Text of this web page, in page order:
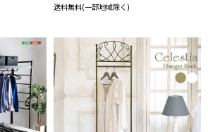
送料無料(一部地域除く)